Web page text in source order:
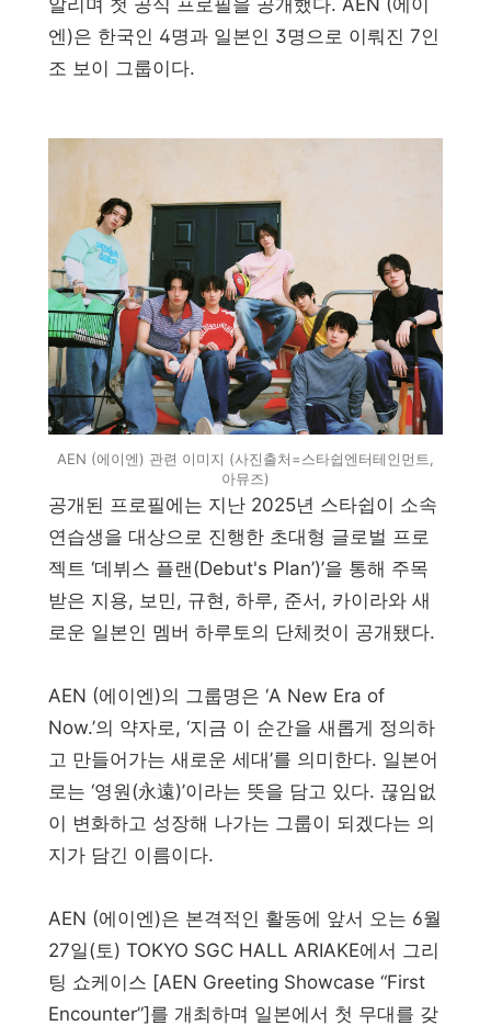
알리며 첫 공식 프로필을 공개했다. AEN (에이
엔)은 한국인 4명과 일본인 3명으로 이뤄진 7인
조 보이 그룹이다.
AEN (에이엔) 관련 이미지 (사진출처=스타쉽엔터테인먼트,
아뮤즈)
공개된 프로필에는 지난 2025년 스타쉽이 소속
연습생을 대상으로 진행한 초대형 글로벌 프로
젝트 ‘데뷔스 플랜(Debut's Plan’)’을 통해 주목
받은 지용, 보민, 규현, 하루, 준서, 카이라와 새
로운 일본인 멤버 하루토의 단체컷이 공개됐다.
AEN (에이엔)의 그룹명은 ‘A New Era of
Now.’의 약자로, ‘지금 이 순간을 새롭게 정의하
고 만들어가는 새로운 세대’를 의미한다. 일본어
로는 ‘영원(永遠)’이라는 뜻을 담고 있다. 끊임없
이 변화하고 성장해 나가는 그룹이 되겠다는 의
지가 담긴 이름이다.
AEN (에이엔)은 본격적인 활동에 앞서 오는 6월
27일(토) TOKYO SGC HALL ARIAKE에서 그리
팅 쇼케이스 [AEN Greeting Showcase “First
Encounter”]를 개최하며 일본에서 첫 무대를 갖